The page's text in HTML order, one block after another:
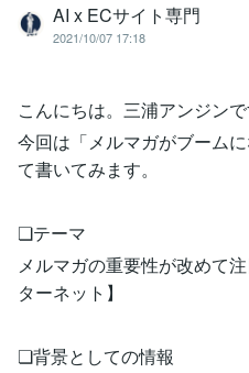
AI x ECサイト専門
2021/10/07 17:18
こんにちは。三浦アンジンで
今回は「メルマガがブーム
て書いてみます。
❏テーマ
メルマガの重要性が改めて
ターネット】
❏背景としての情報